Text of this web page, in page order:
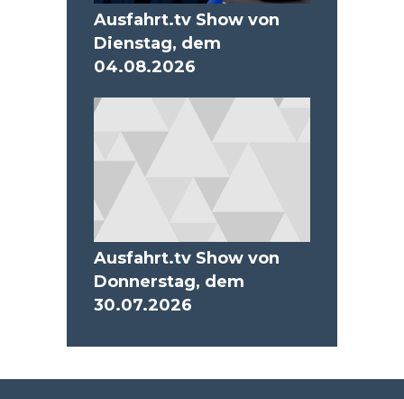
Ausfahrt.tv Show von
Dienstag, dem
04.08.2026
Ausfahrt.tv Show von
Donnerstag, dem
30.07.2026